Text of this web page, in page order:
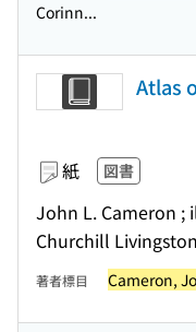
Corinn...
Atlas
紙 図書
John L. Cameron ;
Churchill
著者標目 Cameron,